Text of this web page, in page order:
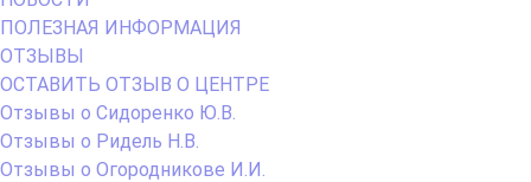
ПОЛЕЗНАЯ ИНФОРМАЦИЯ
ОТЗЫВЫ
ОСТАВИТЬ ОТЗЫВ О ЦЕНТРЕ
Отзывы о Сидоренко Ю.В.
Отзывы о Ридель Н.В.
Отзывы о Огородникове И.И.